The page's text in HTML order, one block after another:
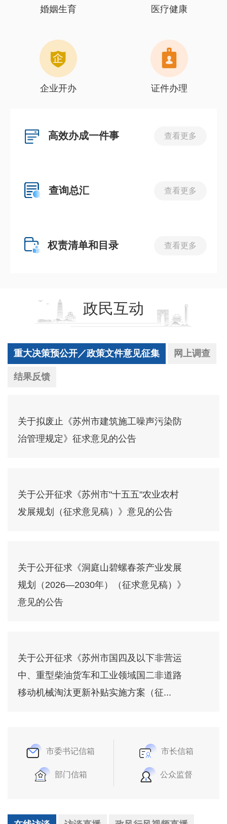
婚姻生育 医疗健康
企业开办 证件办理
高效办成一件事 查看更多
查询总汇 查看更多
权责清单和目录 查看更多
政民互动
重大决策预公开／政策文件意见征集 网上调查
结果反馈
关于拟废止《苏州市建筑施工噪声污染防
治管理规定》征求意见的公告
关于公开征求《苏州市"十五五"农业农村
发展规划（征求意见稿）》意见的公告
关于公开征求《洞庭山碧螺春茶产业发展
规划（2026—2030年）（征求意见稿）》
意见的公告
关于公开征求《苏州市国四及以下非营运
中、重型柴油货车和工业领域国二非道路
移动机械淘汰更新补贴实施方案（征...
市委书记信箱 市长信箱
部门信箱 公众监督